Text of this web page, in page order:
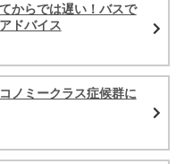
からでは遅い！バスで
ドバイス
ノミークラス症候群に